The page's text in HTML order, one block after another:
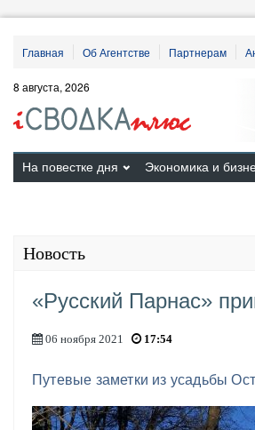
Главная Об Агентстве Партнерам
8 августа, 2026
На повестке дня Экономика и
Новость
«Русский Парнас»
06 ноября 2021 17:54
Путевые заметки из усадьбы